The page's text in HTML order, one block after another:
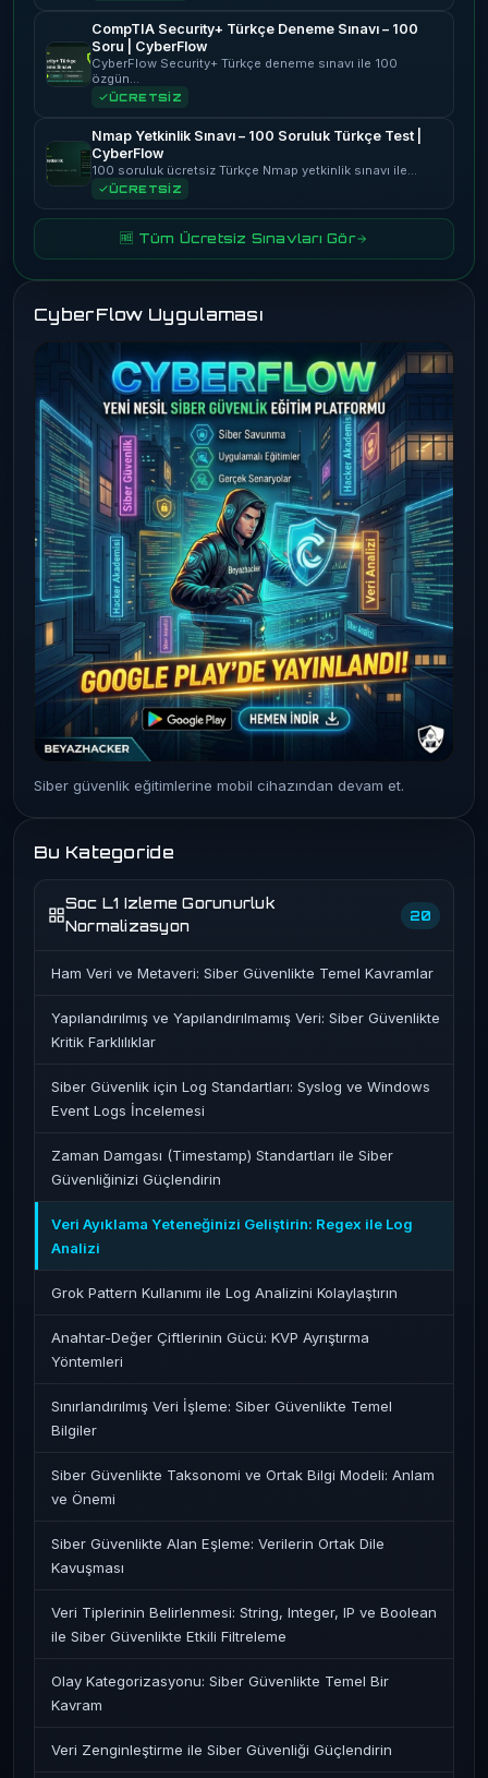
CompTIA Security+ Türkçe Deneme Sınavı – 100
Soru | CyberFlow
CyberFlow Security+ Türkçe deneme sınavı ile 100
özgün…
ÜCRETSİZ
Nmap Yetkinlik Sınavı – 100 Soruluk Türkçe Test |
CyberFlow
100 soruluk ücretsiz Türkçe Nmap yetkinlik sınavı ile…
ÜCRETSİZ
🆓 Tüm Ücretsiz Sınavları Gör
CyberFlow Uygulaması
Siber güvenlik eğitimlerine mobil cihazından devam et.
Bu Kategoride
Soc L1 Izleme Gorunurluk
Normalizasyon
20
Ham Veri ve Metaveri: Siber Güvenlikte Temel Kavramlar
Yapılandırılmış ve Yapılandırılmamış Veri: Siber Güvenlikte
Kritik Farklılıklar
Siber Güvenlik için Log Standartları: Syslog ve Windows
Event Logs İncelemesi
Zaman Damgası (Timestamp) Standartları ile Siber
Güvenliğinizi Güçlendirin
Veri Ayıklama Yeteneğinizi Geliştirin: Regex ile Log
Analizi
Grok Pattern Kullanımı ile Log Analizini Kolaylaştırın
Anahtar-Değer Çiftlerinin Gücü: KVP Ayrıştırma
Yöntemleri
Sınırlandırılmış Veri İşleme: Siber Güvenlikte Temel
Bilgiler
Siber Güvenlikte Taksonomi ve Ortak Bilgi Modeli: Anlam
ve Önemi
Siber Güvenlikte Alan Eşleme: Verilerin Ortak Dile
Kavuşması
Veri Tiplerinin Belirlenmesi: String, Integer, IP ve Boolean
ile Siber Güvenlikte Etkili Filtreleme
Olay Kategorizasyonu: Siber Güvenlikte Temel Bir
Kavram
Veri Zenginleştirme ile Siber Güvenliği Güçlendirin